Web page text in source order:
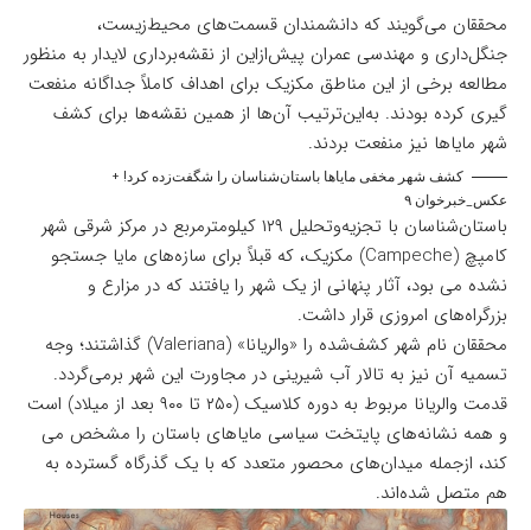
محققان می‌گویند که دانشمندان قسمت‌های محیط‌زیست،
جنگل‌داری و مهندسی عمران پیش‌ازاین از نقشه‌برداری لایدار به منظور
مطالعه برخی از این مناطق مکزیک برای اهداف کاملاً جداگانه منفعت
گیری کرده بودند. به‌این‌ترتیب آن‌ها از همین نقشه‌ها برای کشف
شهر مایاها نیز منفعت بردند.
کشف شهر مخفی مایاها باستان‌شناسان را شگفت‌زده کرد! +
عکس_خبرخوان ۹
باستان‌شناسان با تجزیه‌وتحلیل ۱۲۹ کیلومترمربع در مرکز شرقی شهر
کامپچ (Campeche) مکزیک، که قبلاً برای سازه‌های مایا جستجو
نشده می بود، آثار پنهانی از یک شهر را یافتند که در مزارع و
بزرگراه‌های امروزی قرار داشت.
محققان نام شهر کشف‌شده را «والریانا» (Valeriana) گذاشتند؛ وجه
تسمیه آن نیز به تالار آب شیرینی در مجاورت این شهر برمی‌گردد.
قدمت والریانا مربوط به دوره کلاسیک (۲۵۰ تا ۹۰۰ بعد از میلاد) است
و همه نشانه‌های پایتخت سیاسی مایاهای باستان را مشخص می
کند، ازجمله میدان‌های محصور متعدد که با یک گذرگاه گسترده به
هم متصل شده‌اند.